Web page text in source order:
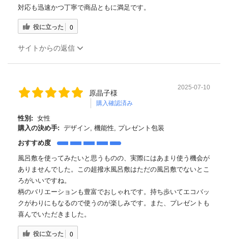
対応も迅速かつ丁寧で商品ともに満足です。
役に立った 0
サイトからの返信
原晶子様
購入確認済み
2025-07-10
性別: 女性
購入の決め手: デザイン, 機能性, プレゼント包装
おすすめ度
風呂敷を使ってみたいと思うものの、実際にはあまり使う機会が
ありませんでした。この超撥水風呂敷はただの風呂敷でないとこ
ろがいいですね。
柄のバリエーションも豊富でおしゃれです。持ち歩いてエコバッ
クがわりにもなるので使うのが楽しみです。また、プレゼントも
喜んでいただきました。
役に立った 0